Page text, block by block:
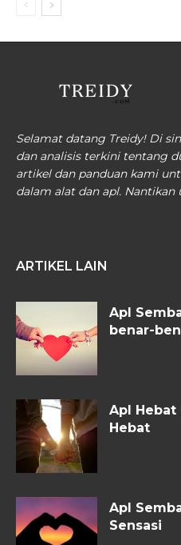
Selamat datang Treidy! Di
dan analisis terkini tentang
artikel dan panduan kami
dalam alat dan apl.
ARTIKEL LAIN
Apl
benar-
Apl
Hebat
Apl
Sensasi